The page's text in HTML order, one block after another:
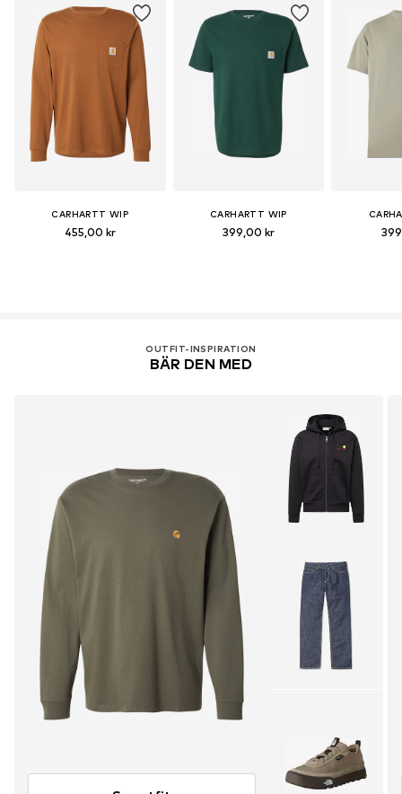
CARHARTT WIP
455,00 kr
CARHARTT WIP
399,00 kr
OUTFIT-INSPIRATION
BÄR DEN MED